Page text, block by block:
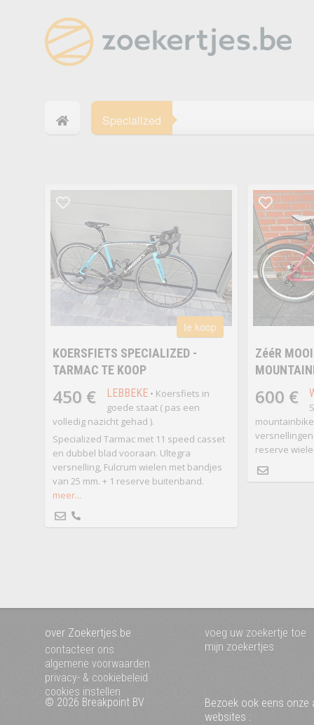
Specialized
te koop
KOERSFIETS SPECIALIZED -
TARMAC TE KOOP
450 € LEBBEKE• Koersfiets in
goede staat ( pas een
volledig nazicht gehad ).
Specialized Tarmac met 11 speed casset
en dubbel blad vooraan. Ultegra
versnelling, Fulcrum wielen met bandjes
van 25 mm. + 1 reserve buitenband.
meer...
ZééR
600 €
reserve
over Zoekertjes.be
contacteer ons
algemene voorwaarden
privacy- & cookiebeleid
cookies instellen
voeg uw zoekertje toe
mijn zoekertjes
© 2026 Breakpoint BV
Bezoek ook eens onze
websites :